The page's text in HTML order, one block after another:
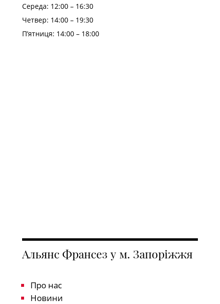
Середа: 12:00 – 16:30
Четвер: 14:00 – 19:30
П’ятниця: 14:00 – 18:00
Альянс Франсез у м. Запоріжжя
Про нас
Новини